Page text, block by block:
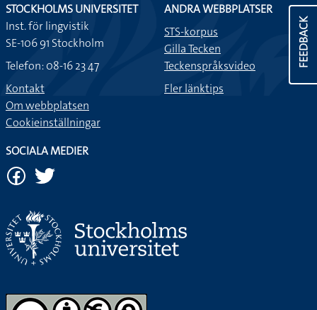
FEEDBACK
STOCKHOLMS UNIVERSITET
Inst. för lingvistik
SE-106 91 Stockholm
Telefon: 08-16 23 47
Kontakt
Om webbplatsen
Cookieinställningar
ANDRA WEBBPLATSER
STS-korpus
Gilla Tecken
Teckenspråksvideo
Fler länktips
SOCIALA MEDIER